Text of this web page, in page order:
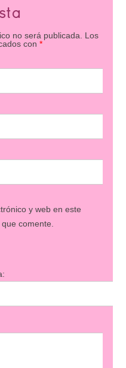
no será publicada.
Los
con *
y web en este
comente.